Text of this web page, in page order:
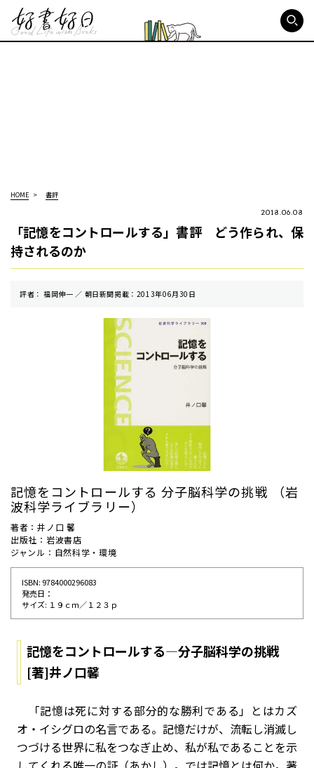
HOME 書評
2018.06.08
「記憶をコントロールする」書評 どう作られ、保
持されるのか
評者： 福岡伸一 ／ 朝⽇新聞掲載：2013年06月30日
記憶をコントロールする 分子脳科学の挑戦 （岩
波科学ライブラリー）
著者：井ノ口 馨
出版社：岩波書店
ジャンル：自然科学・環境
ISBN: 9784000296083
発売⽇：
サイズ: １９ｃｍ／１２３ｐ
記憶をコントロールする―分子脳科学の挑戦
[著]井ノ口馨
「記憶は死に対する部分的な勝利である」とはカズ
オ・イシグロの名言である。記憶だけが、流転し消滅し
つづける世界に私をつなぎ止め、私が私であることを示